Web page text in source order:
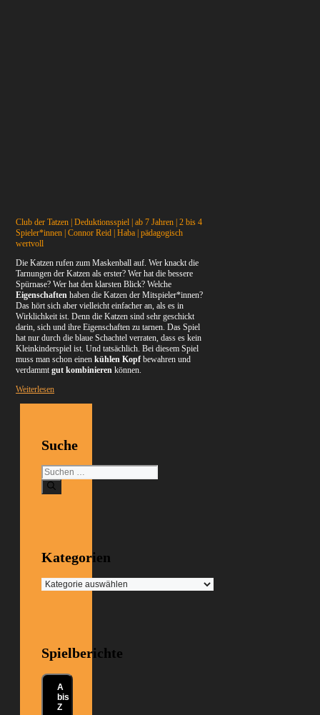
Club der Tatzen | Deduktionsspiel | ab 7 Jahren | 2 bis 4
Spieler*innen | Connor Reid | Haba | pädagogisch
wertvoll
Die Katzen rufen zum Maskenball auf. Wer knackt die
Tarnungen der Katzen als erster? Wer hat die bessere
Spürnase? Wer hat den klarsten Blick? Welche
Eigenschaften haben die Katzen der Mitspieler*innen?
Das hört sich aber vielleicht einfacher an, als es in
Wirklichkeit ist. Denn die Katzen sind sehr geschickt
darin, sich und ihre Eigenschaften zu tarnen. Das Spiel
hat nur durch die blaue Schachtel verraten, dass es kein
Kleinkinderspiel ist. Und tatsächlich. Bei diesem Spiel
muss man schon einenkühlen Kopf bewahren und
verdammtgut kombinieren können.
Weiterlesen
Suche
Suchen
nach:
Kategorien
Kategorien
Spielberichte
A
bis
Z